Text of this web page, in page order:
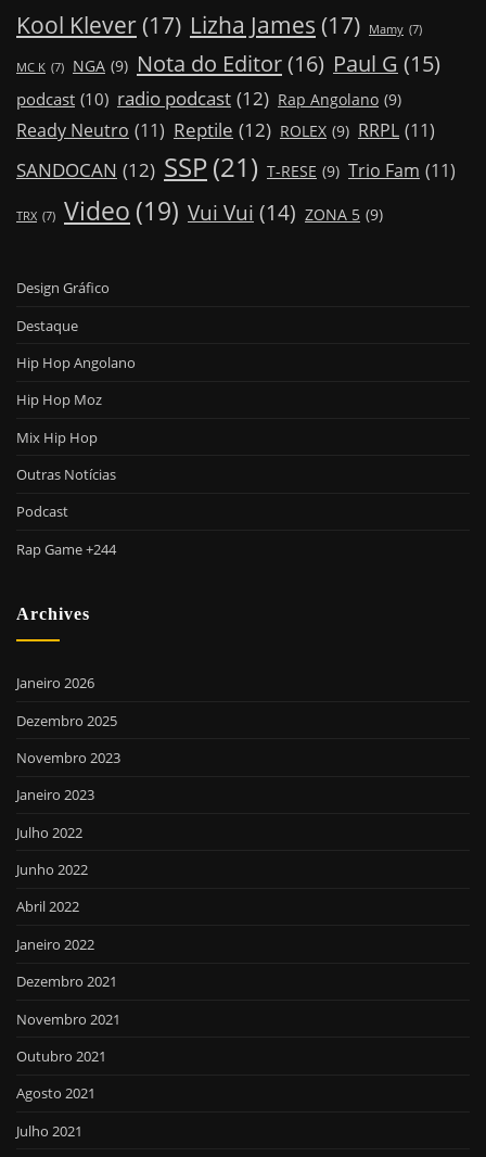
Kool Klever (17) Lizha James (17) Mamy (7)
MC K (7) NGA (9) Nota do Editor(16) Paul G (15)
podcast (10) radio podcast (12) Rap Angolano (9)
Ready Neutro (11) Reptile (12) ROLEX (9) RRPL (11)
SANDOCAN (12) SSP(21) T-RESE (9) Trio Fam (11)
TRX (7) Video (19) Vui Vui (14) ZONA 5 (9)
Design Gráfico
Destaque
Hip Hop Angolano
Hip Hop Moz
Mix Hip Hop
Outras Notícias
Podcast
Rap Game +244
Archives
Janeiro 2026
Dezembro 2025
Novembro 2023
Janeiro 2023
Julho 2022
Junho 2022
Abril 2022
Janeiro 2022
Dezembro 2021
Novembro 2021
Outubro 2021
Agosto 2021
Julho 2021